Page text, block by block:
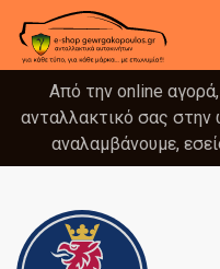
Από την online
ανταλλακτικό σας στην
αναλαμβάνουμε,